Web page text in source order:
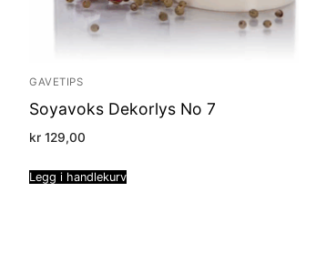
GAVETIPS
Soyavoks Dekorlys No 7
kr 129,00
Legg i handlekurv